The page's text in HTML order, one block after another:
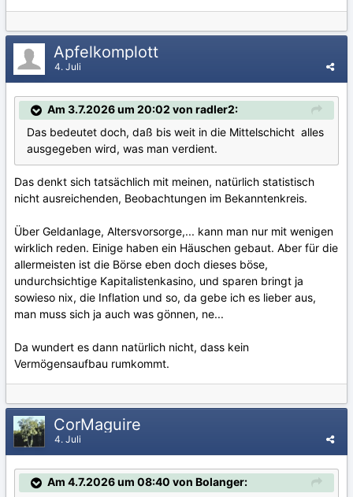
Apfelkomplott
4. Juli
Am 3.7.2026 um 20:02 von radler2:
Das bedeutet doch, daß bis weit in die Mittelschicht alles
ausgegeben wird, was man verdient.
Das denkt sich tatsächlich mit meinen, natürlich statistisch
nicht ausreichenden, Beobachtungen im Bekanntenkreis.
Über Geldanlage, Altersvorsorge,... kann man nur mit wenigen
wirklich reden. Einige haben ein Häuschen gebaut. Aber für die
allermeisten ist die Börse eben doch dieses böse,
undurchsichtige Kapitalistenkasino, und sparen bringt ja
sowieso nix, die Inflation und so, da gebe ich es lieber aus,
man muss sich ja auch was gönnen, ne...
Da wundert es dann natürlich nicht, dass kein
Vermögensaufbau rumkommt.
CorMaguire
4. Juli
Am 4.7.2026 um 08:40 von Bolanger: